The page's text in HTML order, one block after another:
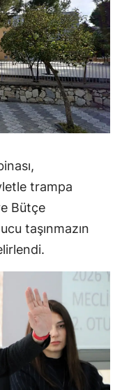
trampa
Bütçe
taşınmazın